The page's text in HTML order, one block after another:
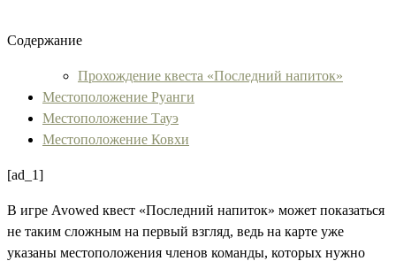
Содержание
Прохождение квеста «Последний напиток»
Местоположение Руанги
Местоположение Тауэ
Местоположение Ковхи
[ad_1]
В игре Avowed квест «Последний напиток» может показаться
не таким сложным на первый взгляд, ведь на карте уже
указаны местоположения членов команды, которых нужно